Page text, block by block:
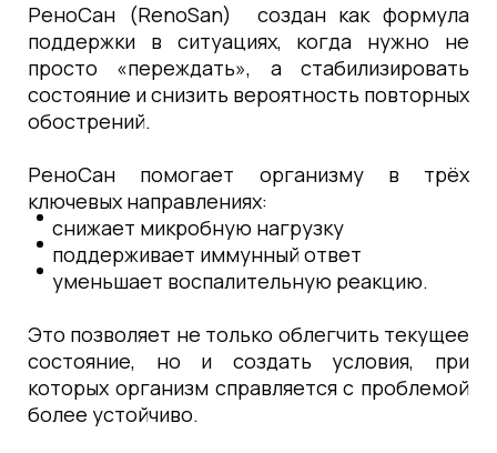
РеноСан (RenoSan) создан как формула
поддержки в ситуациях, когда нужно не
просто «переждать», а стабилизировать
состояние и снизить вероятность повторных
обострений.
РеноСан помогает организму в трёх
ключевых направлениях:
снижает микробную нагрузку
поддерживает иммунный ответ
уменьшает воспалительную реакцию.
Это позволяет не только облегчить текущее
состояние, но и создать условия, при
которых организм справляется с проблемой
более устойчиво.